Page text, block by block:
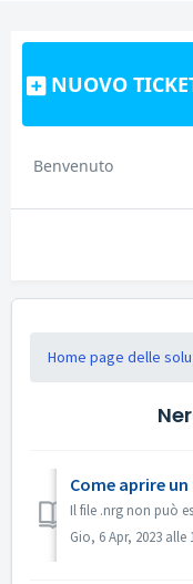
NUOVO
Benvenuto
Home page delle
Come aprire un
Gio, 6 Apr, 2023 alle